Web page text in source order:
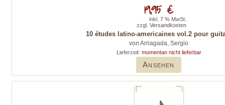
10 études latino-americaines vol.2 pour
von Arriagada, Sergio
Lieferzeit: momentan nicht lieferbar
Ansehen
19,95 €
inkl. 7 % MwSt.
zzgl. Versandkosten